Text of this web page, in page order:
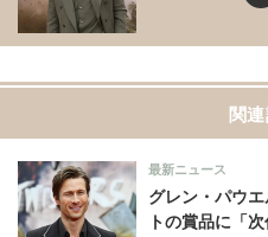
関
グレン・パウ
トの賞品に「
最新ニュース